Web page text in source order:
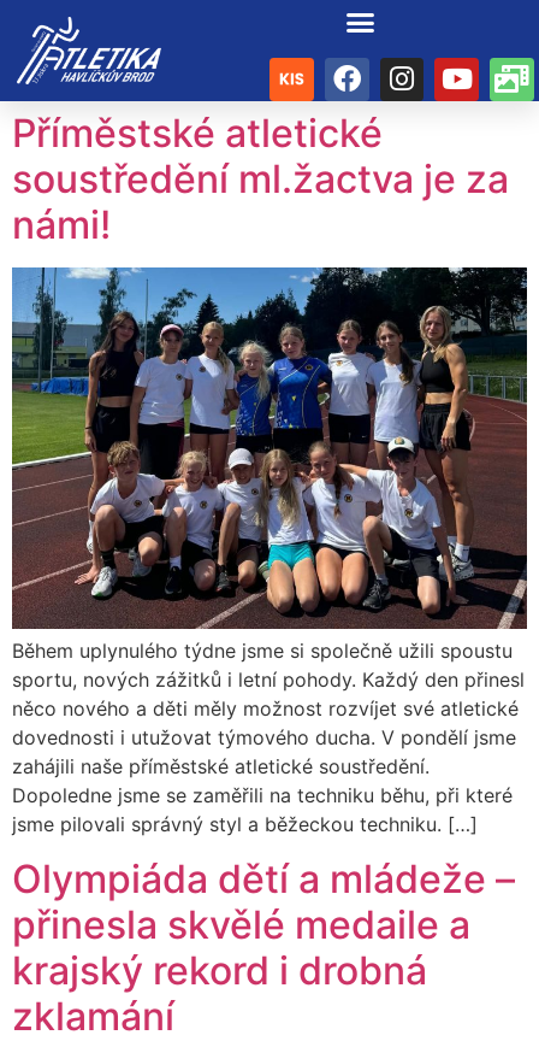
Příměstské atletické
soustředění ml.žactva je za
námi!
Během uplynulého týdne jsme si společně užili spoustu
sportu, nových zážitků i letní pohody. Každý den přinesl
něco nového a děti měly možnost rozvíjet své atletické
dovednosti i utužovat týmového ducha. V pondělí jsme
zahájili naše příměstské atletické soustředění.
Dopoledne jsme se zaměřili na techniku běhu, při které
jsme pilovali správný styl a běžeckou techniku. […]
Olympiáda dětí a mládeže –
přinesla skvělé medaile a
krajský rekord i drobná
zklamání